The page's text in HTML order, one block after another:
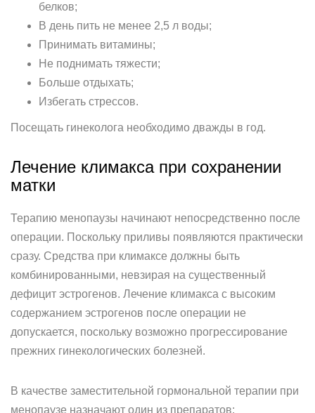
белков;
В день пить не менее 2,5 л воды;
Принимать витамины;
Не поднимать тяжести;
Больше отдыхать;
Избегать стрессов.
Посещать гинеколога необходимо дважды в год.
Лечение климакса при сохранении
матки
Терапию менопаузы начинают непосредственно после
операции. Поскольку приливы появляются практически
сразу. Средства при климаксе должны быть
комбинированными, невзирая на существенный
дефицит эстрогенов. Лечение климакса с высоким
содержанием эстрогенов после операции не
допускается, поскольку возможно прогрессирование
прежних гинекологических болезней.
В качестве заместительной гормональной терапии при
менопаузе назначают один из препаратов: